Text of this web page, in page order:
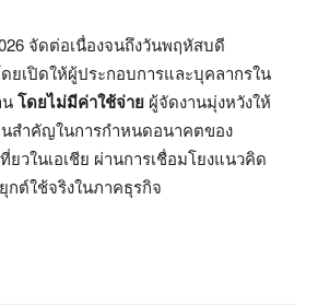
จัดต่อเนื่องจนถึงวันพฤหัสบดี
ยเปิดให้ผู้ประกอบการและบุคลากรใน
โดยไม่มีค่าใช้จ่าย ผู้จัดงานมุ่งหวังให้
นสำคัญในการกำหนดอนาคตของ
ยวในเอเชีย ผ่านการเชื่อมโยงแนวคิด
กต์ใช้จริงในภาคธุรกิจ